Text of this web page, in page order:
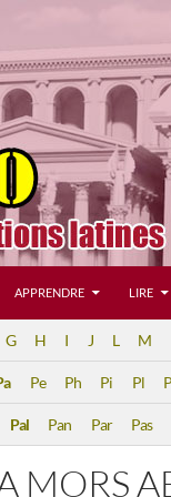
APPRENDRE LIRE
G H I J L M
Pe Ph Pi Pl
Pal Pan Par Pas
MORS